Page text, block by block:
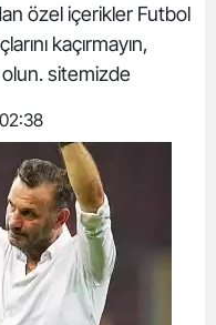
özel içerikler Futbol
kaçırmayın,
sitemizde